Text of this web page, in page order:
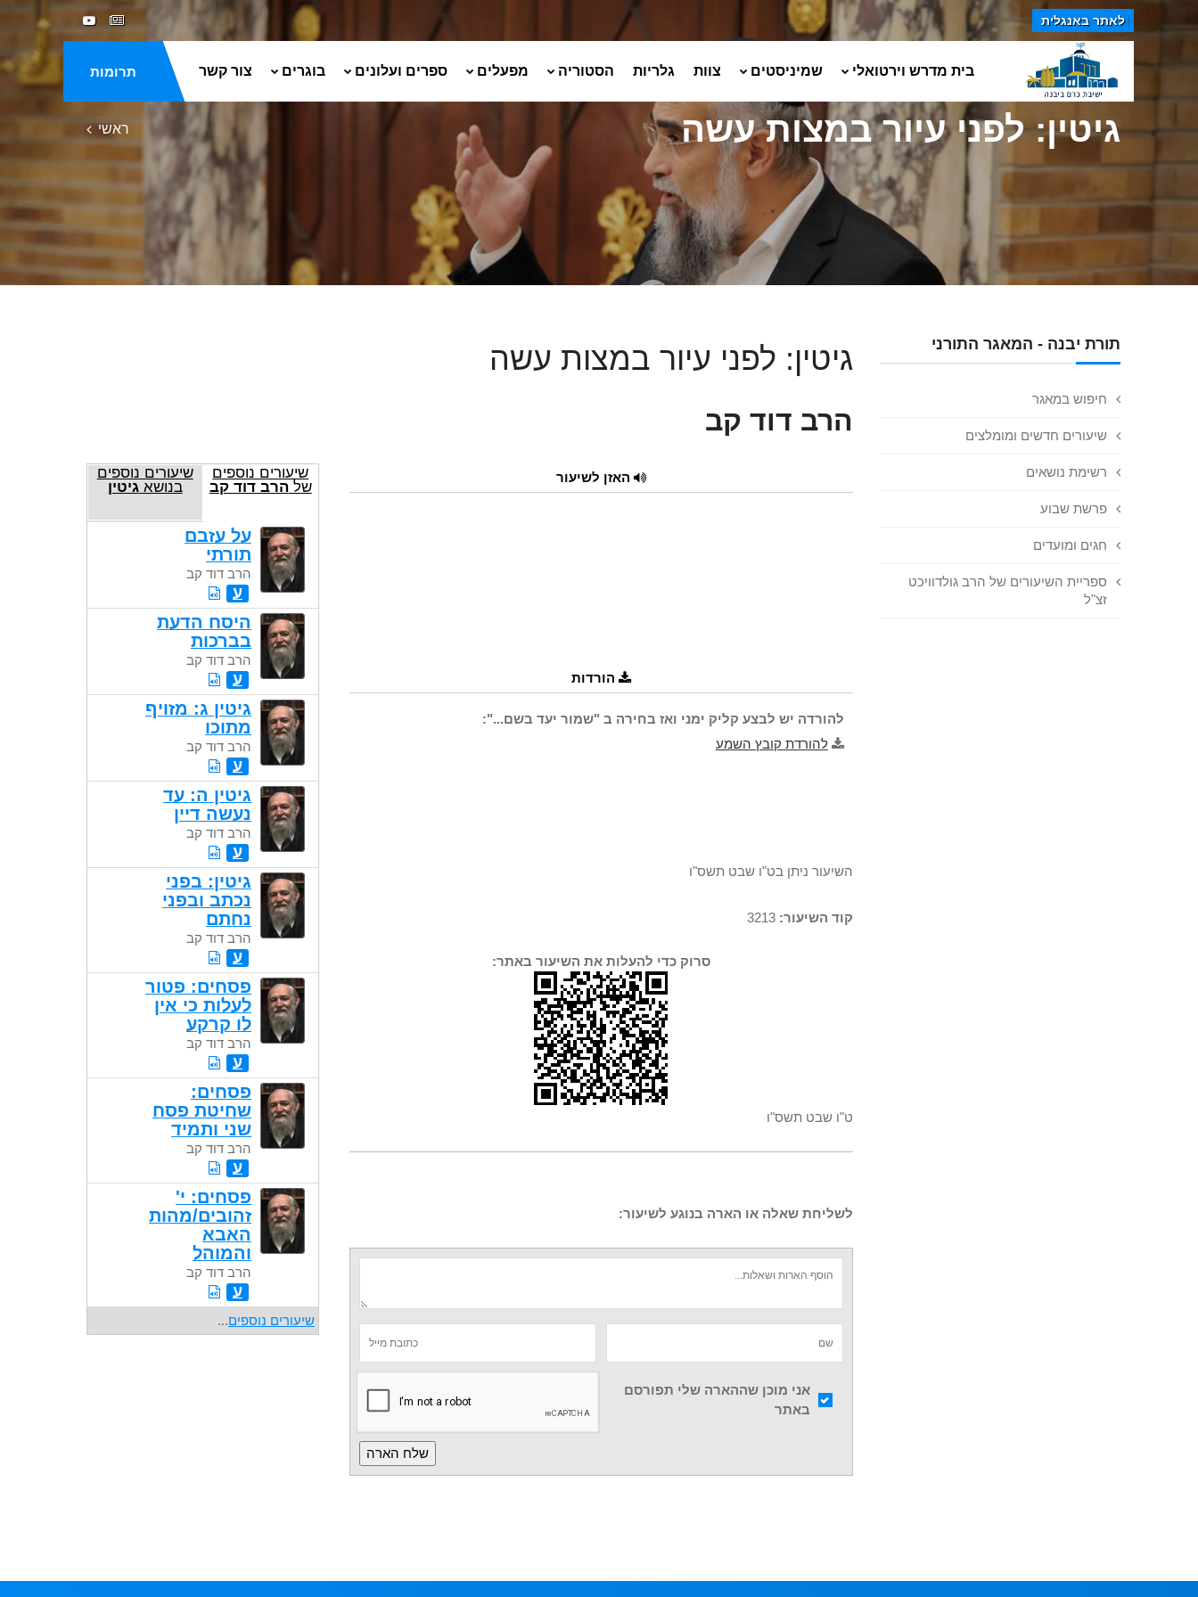
לאתר באנגלית
תרומות בית מדרש וירטואלי שמיניסטים צוות גלריות הסטוריה מפעלים ספרים ועלונים בוגרים צור קשר
גיטין: לפני עיור במצות עשה ראשי
תורת יבנה - המאגר התורני
חיפוש במאגר
שיעורים חדשים ומומלצים
רשימת נושאים
פרשת שבוע
חגים ומועדים
ספריית השיעורים של הרב גולדוויכט
זצ"ל
גיטין: לפני עיור במצות עשה
הרב דוד קב
האזן לשיעור
הורדות
להורדה יש לבצע קליק ימני ואז בחירה ב "שמור יעד בשם...":
להורדת קובץ השמע
השיעור ניתן בט"ו שבט תשס"ו
קוד השיעור:
סרוק כדי להעלות את השיעור באתר:
ט"ו שבט תשס"ו
לשליחת שאלה או הארה בנוגע לשיעור:
אני מוכן שההארה שלי תפורסם
באתר
שיעורים נוספים
שלהרב דוד קב
שיעורים נוספים
בנושאגיטין
על עזבם
תורתי
הרב דוד קב
ע
היסח הדעת
בברכות
הרב דוד קב
ע
גיטין ג: מזויף
מתוכו
הרב דוד קב
ע
גיטין ה: עד
נעשה דיין
הרב דוד קב
ע
גיטין: בפני
נכתב ובפני
נחתם
הרב דוד קב
ע
פסחים: פטור
לעלות כי אין
לו קרקע
הרב דוד קב
ע
פסחים:
שחיטת פסח
שני ותמיד
הרב דוד קב
ע
פסחים: י'
זהובים/מהות
האבא
והמוהל
הרב דוד קב
ע
שיעורים נוספים...